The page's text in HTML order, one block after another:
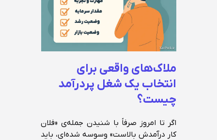
ملاک‌های واقعی برای
انتخاب یک شغل پردرآمد
چیست؟
اگر تا امروز صرفاً با شنیدن جمله‌ی «فلان
کار درآمدش بالاست» وسوسه شده‌ای، باید